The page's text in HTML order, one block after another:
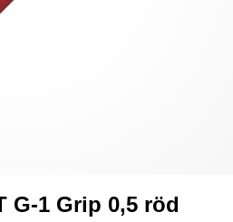
G-1 Grip 0,5 röd